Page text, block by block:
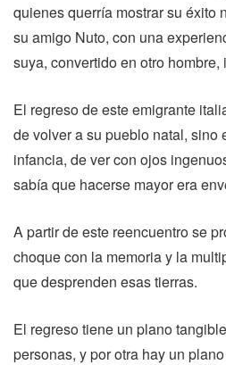
quienes querría mostrar su éxito
su amigo Nuto, con una
suya, convertido en otro hombre,
El regreso de este emigrante
de volver a su pueblo natal, sino
infancia, de ver con ojos
sabía que hacerse mayor era
A partir de este reencuentro se
choque con la memoria y la
que desprenden esas tierras.
El regreso tiene un plano
personas, y por otra hay un